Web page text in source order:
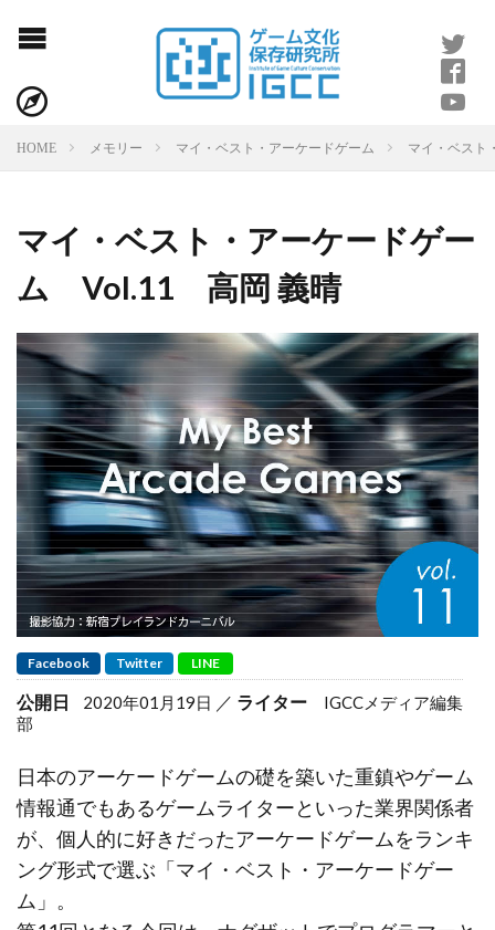
HOME メモリー マイ・ベスト・アーケードゲーム マイ・ベス
マイ・ベスト・アーケードゲー
ム Vol.11 高岡 義晴
Facebook Twitter LINE
公開日 2020年01月19日 ライター
IGCCメディア編集
部
日本のアーケードゲームの礎を築いた重鎮やゲーム
情報通でもあるゲームライターといった業界関係者
が、個人的に好きだったアーケードゲームをランキ
ング形式で選ぶ「マイ・ベスト・アーケードゲー
ム」。